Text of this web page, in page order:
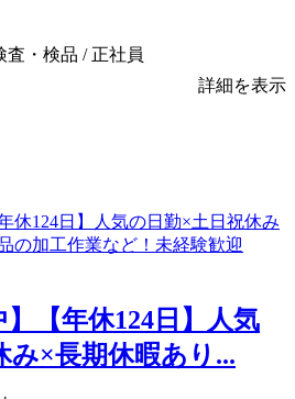
査・検品 / 正社員
詳細を表示
】【年休124日】人気
み×長期休暇あり...